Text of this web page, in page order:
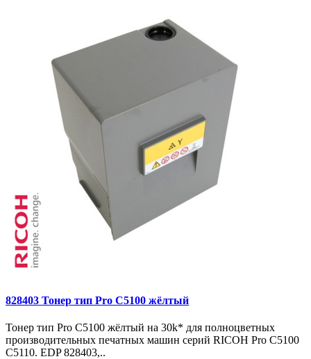
828403 Тонер тип Pro C5100 жёлтый
Тонер тип Pro C5100 жёлтый на 30k* для полноцветных
производительных печатных машин серий RICOH Pro C5100
C5110. EDP 828403,..